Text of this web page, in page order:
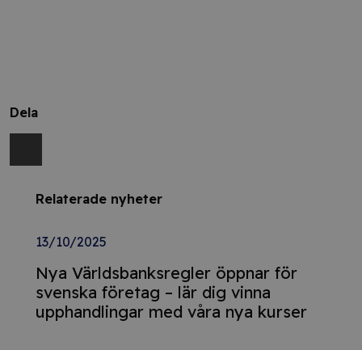
Dela
Relaterade nyheter
13/10/2025
Nya Världsbanksregler öppnar för
svenska företag – lär dig vinna
upphandlingar med våra nya kurser